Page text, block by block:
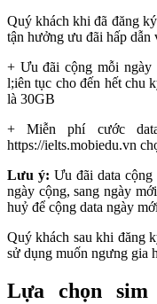
Quý khách khi đã đăng
tận hưởng ưu đãi hấp dẫn
+ Ưu đãi cộng mỗi ngày
l;iên tục cho đến hết chu
là 30GB
+ Miễn phí cước
https://ielts.mobiedu.vn
Lưu ý: Ưu đãi data
ngày cộng, sang ngày
huỷ để cộng data ngày
Quý khách sau khi đăng
sử dụng muốn ngưng gia
Lựa chọn sim